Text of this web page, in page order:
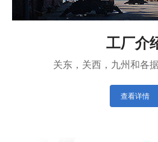
工厂介
关东，关西，九州和各
查看详情